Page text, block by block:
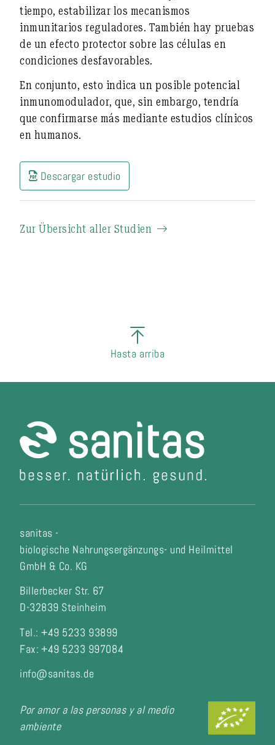
tiempo, estabilizar los mecanismos
inmunitarios reguladores. También hay pruebas
de un efecto protector sobre las células en
condiciones desfavorables.
En conjunto, esto indica un posiblepotencial
inmunomodulador, que, sin embargo, tendría
que confirmarse más mediante estudios clínicos
en humanos.
Descargar estudio
Zur Übersicht aller Studien
Hasta arriba
sanitas -
biologische Nahrungsergänzungs- und Heilmittel
GmbH & Co. KG
Billerbecker Str. 67
D-32839 Steinheim
Tel.: +49 5233 93899
Fax: +49 5233 997084
info@sanitas.de
Por amor a las personas y al medio
ambiente